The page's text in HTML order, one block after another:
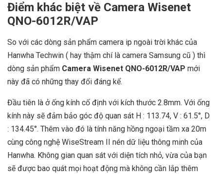
Điểm khác biệt về Camera Wisenet
QNO-6012R/VAP
So với các dòng sản phẩm camera ip ngoài trời khác của
Hanwha Techwin ( hay thậm chí là camera Samsung cũ ) thì
dòng sản phẩm Camera Wisenet QNO-6012R/VAP mới
này đã có những thay đổi đáng kể.
Đầu tiên là ở ống kính cố định với kích thước 2.8mm. Với ống
kính này sẽ đảm bảo góc độ quan sát H : 113.74, V : 61.5°, D
: 134.45°. Thêm vào đó là tính năng hồng ngoại tầm xa 20m
cùng công nghệ WiseStream II nén dữ liệu thông minh của
Hanwha. Không gian quan sát với diện tích nhỏ, vừa của bạn
sẽ được bao quát mọi hoạt động mà không cần lắp thêm